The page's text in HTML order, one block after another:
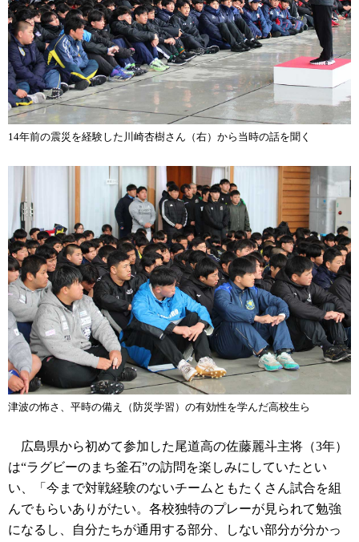
14年前の震災を経験した川崎杏樹さん（右）から当時の話を聞く
津波の怖さ、平時の備え（防災学習）の有効性を学んだ高校生ら
広島県から初めて参加した尾道高の佐藤麗斗主将（3年）
は“ラグビーのまち釜石”の訪問を楽しみにしていたとい
い、「今まで対戦経験のないチームともたくさん試合を組
んでもらいありがたい。各校独特のプレーが見られて勉強
になるし、自分たちが通用する部分、しない部分が分かっ